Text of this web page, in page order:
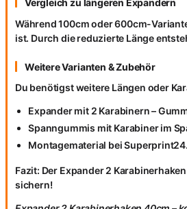
Während 100cm oder 600cm-
ist. Durch die reduzierte Länge
Weitere Varianten & Zubehör
Du benötigst weitere Längen oder
Expander mit 2 Karabinern –
Spanngummis mit Karabiner im
Montagematerial bei
Fazit: Der Expander 2
sichern!